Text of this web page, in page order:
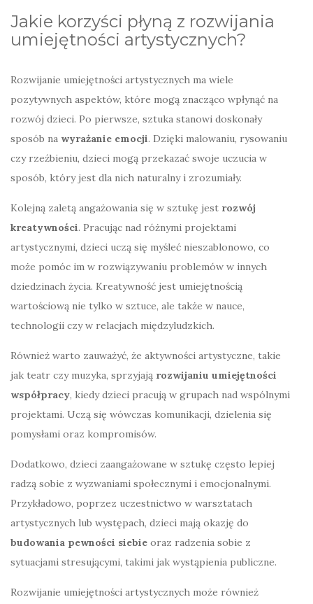
Jakie korzyści płyną z rozwijania
umiejętności artystycznych?
Rozwijanie umiejętności artystycznych ma wiele
pozytywnych aspektów, które mogą znacząco wpłynąć na
rozwój dzieci. Po pierwsze, sztuka stanowi doskonały
sposób na wyrażanie emocji. Dzięki malowaniu, rysowaniu
czy rzeźbieniu, dzieci mogą przekazać swoje uczucia w
sposób, który jest dla nich naturalny i zrozumiały.
Kolejną zaletą angażowania się w sztukę jest rozwój
kreatywności. Pracując nad różnymi projektami
artystycznymi, dzieci uczą się myśleć nieszablonowo, co
może pomóc im w rozwiązywaniu problemów w innych
dziedzinach życia. Kreatywność jest umiejętnością
wartościową nie tylko w sztuce, ale także w nauce,
technologii czy w relacjach międzyludzkich.
Również warto zauważyć, że aktywności artystyczne, takie
jak teatr czy muzyka, sprzyjają rozwijaniu umiejętności
współpracy, kiedy dzieci pracują w grupach nad wspólnymi
projektami. Uczą się wówczas komunikacji, dzielenia się
pomysłami oraz kompromisów.
Dodatkowo, dzieci zaangażowane w sztukę często lepiej
radzą sobie z wyzwaniami społecznymi i emocjonalnymi.
Przykładowo, poprzez uczestnictwo w warsztatach
artystycznych lub występach, dzieci mają okazję do
budowania pewności siebie oraz radzenia sobie z
sytuacjami stresującymi, takimi jak wystąpienia publiczne.
Rozwijanie umiejętności artystycznych może również